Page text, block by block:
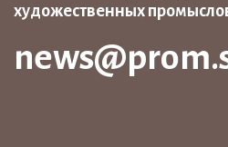
художественных